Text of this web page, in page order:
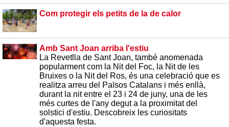
Com protegir els petits de la de calor
Amb Sant Joan arriba l'estiu
La Revetlla de Sant Joan, també anomenada
popularment com la Nit del Foc, la Nit de les
Bruixes o la Nit del Ros, és una celebració que es
realitza arreu del Països Catalans i més enllà,
durant la nit entre el 23 i 24 de juny, una de les
més curtes de l'any degut a la proximitat del
solstici d'estiu. Descobreix les curiositats
d'aquesta festa.